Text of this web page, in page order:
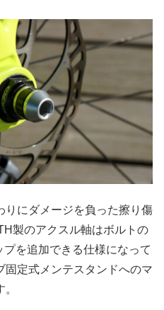
りにダメージを負った擦り傷
製のアクスル軸はボルトの
を追加できる仕様になって
固定式メンテスタンドへのマ